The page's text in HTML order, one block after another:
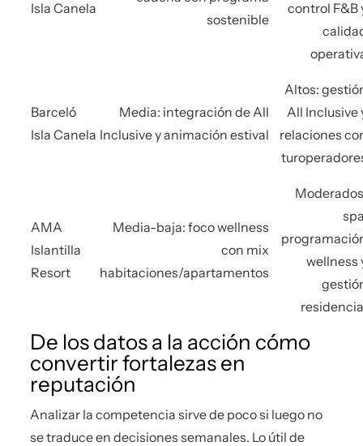
Isla Canela
sostenible
control F&B
Barceló
Isla Canela
Media: integración de All
Inclusive y animación estival
Altos:
All Inclusive
relaciones
AMA
Islantilla
Resort
Media-baja: foco wellness
con mix
habitaciones/apartamentos
wellness
De los datos a la acción cómo
convertir fortalezas en
reputación
Analizar la competencia sirve de poco si luego no
se traduce en decisiones semanales. Lo útil de